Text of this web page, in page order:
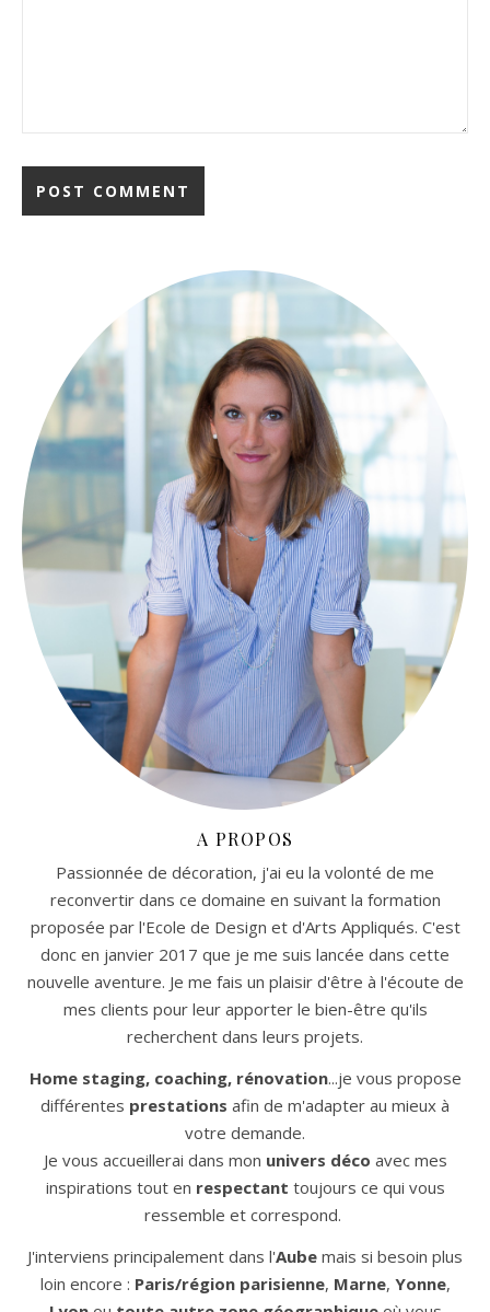
A PROPOS
Passionnée de décoration, j'ai eu la volonté de me
reconvertir dans ce domaine en suivant la formation
proposée par l'Ecole de Design et d'Arts Appliqués. C'est
donc en janvier 2017 que je me suis lancée dans cette
nouvelle aventure. Je me fais un plaisir d'être à l'écoute de
mes clients pour leur apporter le bien-être qu'ils
recherchent dans leurs projets.
Home staging, coaching, rénovation...je vous propose
différentes prestations afin de m'adapter au mieux à
votre demande.
Je vous accueillerai dans mon univers déco avec mes
inspirations tout en respectant toujours ce qui vous
ressemble et correspond.
J'interviens principalement dans l'Aube mais si besoin plus
loin encore : Paris/région parisienne, Marne, Yonne,